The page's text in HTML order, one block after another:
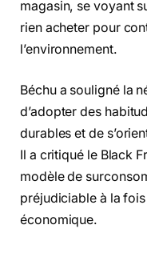
magasin, se voyant
rien acheter pour
l’environnement.
Béchu a souligné la
d’adopter des
durables et de
Il a critiqué le Black
modèle de
préjudiciable à la
économique.